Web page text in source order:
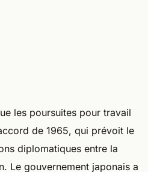
les poursuites pour travail
de 1965, qui prévoit le
diplomatiques entre la
Le gouvernement japonais a